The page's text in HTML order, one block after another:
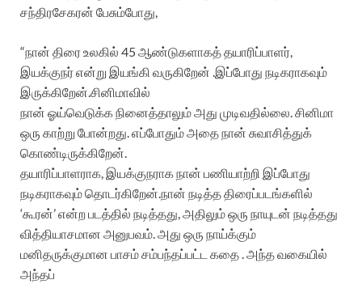
சந்திரசேகரன் பேசும்போது,
“நான் திரை உலகில் 45 ஆண்டுகளாகத் தயாரிப்பாளர்,
இயக்குநர் என்று இயங்கி வருகிறேன் .இப்போது நடிகராகவும்
இருக்கிறேன்.சினிமாவில்
நான் ஓய்வெடுக்க நினைத்தாலும் அது முடிவதில்லை. சினிமா
ஒரு காற்று போன்றது. எப்போதும் அதை நான் சுவாசித்துக்
கொண்டிருக்கிறேன்.
தயாரிப்பாளராக, இயக்குநராக நான் பணியாற்றி இப்போது
நடிகராகவும் தொடர்கிறேன்.நான் நடித்த திரைப்படங்களில்
‘கூரன்’ என்ற படத்தில் நடித்தது, அதிலும் ஒரு நாயுடன் நடித்தது
வித்தியாசமான அனுபவம். அது ஒரு நாய்க்கும்
மனிதருக்குமான பாசம் சம்பந்தப்பட்ட கதை . அந்த வகையில்
அந்தப்